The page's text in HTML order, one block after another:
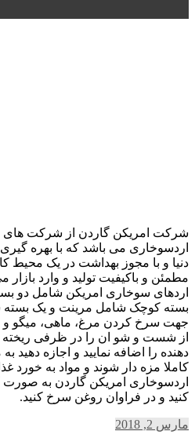
شرکت امریکن گاردن از شرکت های
اردسوخاری می باشد که با بهره گیری
دنیا و با مجوز بهداشت در یک محیط
مطمئن و باکیفیت تولید و وارد بازار
اردهای سوخاری امریکن شامل دو
بسته کوچک شامل مرینت و یک بسته
جهت سرخ کردن مرغ، ماهی،
از شست و شو ان را در ظرفی
کاملا مزه دار شوند و مواد به خورد
اردسوخاری امریکن گاردن به صورت
کنید و در فراوان روغن سرخ کنید.
مارس 2, 2018